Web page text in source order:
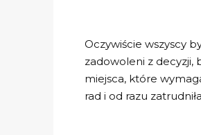
Oczywiście wszyscy
zadowoleni z decyzji,
miejsca, które
rad i od razu